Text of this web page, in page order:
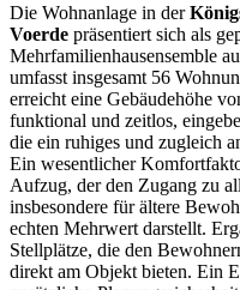
Die Wohnanlage in der
Voerde präsentiert sich als
Mehrfamilienhausensemble
umfasst insgesamt 56
erreicht eine Gebäudehöhe
funktional und zeitlos,
die ein ruhiges und zugleich
Ein wesentlicher
Aufzug, der den Zugang zu
insbesondere für ältere
echten Mehrwert darstellt.
Stellplätze, die den
direkt am Objekt bieten. Ein